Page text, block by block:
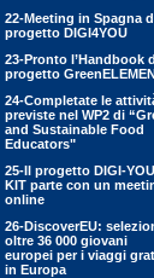
22-Meeting in Spagna
progetto DIGI4YOU
23-Pronto l’Handbook
progetto
24-Completate le
previste nel WP2 di
and Sustainable Food
Educators"
25-Il progetto DIGI-
KIT parte con un
online
26-DiscoverEU:
oltre 36 000 giovani
europei per i viaggi
in Europa